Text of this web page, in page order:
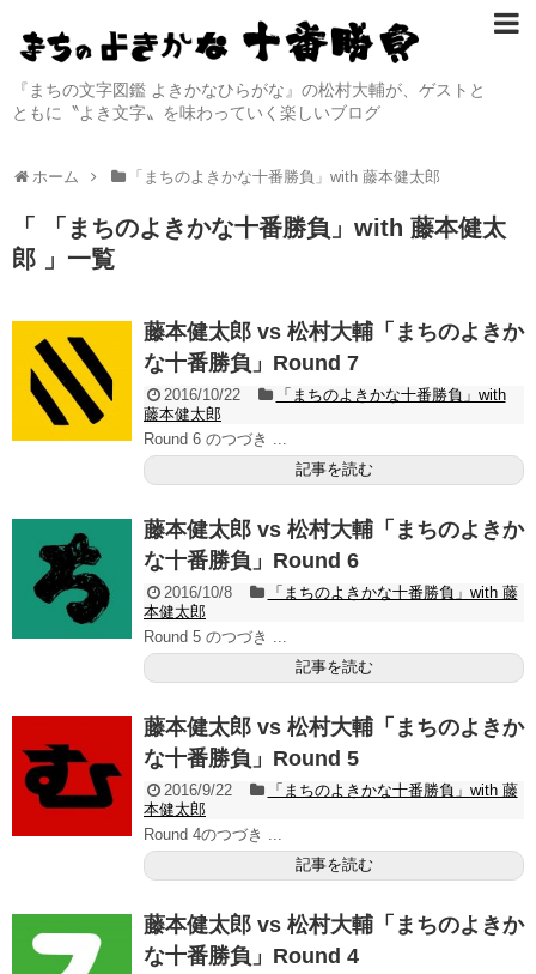
『まちの文字図鑑 よきかなひらがな』の松村大輔が、ゲストと
ともに〝よき文字〟を味わっていく楽しいブログ
ホーム 「まちのよきかな十番勝負」with 藤本健太郎
「 「まちのよきかな十番勝負」with 藤本健太
郎 」一覧
藤本健太郎 vs 松村大輔「まちのよきか
な十番勝負」Round 7
2016/10/22
「まちのよきかな十番勝負」with
藤本健太郎
Round 6 のつづき ...
記事を読む
藤本健太郎 vs 松村大輔「まちのよきか
な十番勝負」Round 6
2016/10/8
「まちのよきかな十番勝負」with 藤
本健太郎
Round 5 のつづき ...
記事を読む
藤本健太郎 vs 松村大輔「まちのよきか
な十番勝負」Round 5
2016/9/22
「まちのよきかな十番勝負」with 藤
本健太郎
Round 4のつづき ...
記事を読む
藤本健太郎 vs 松村大輔「まちのよきか
な十番勝負」Round 4